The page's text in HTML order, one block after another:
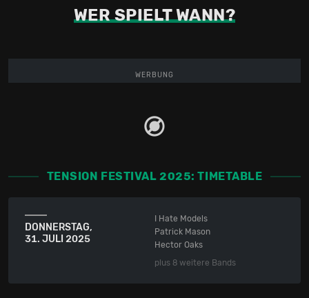
WER SPIELT WANN?
WERBUNG
TENSION FESTIVAL 2025: TIMETABLE
DONNERSTAG,
31. JULI 2025
I Hate Models
Patrick Mason
Hector Oaks
plus 8 weitere Bands